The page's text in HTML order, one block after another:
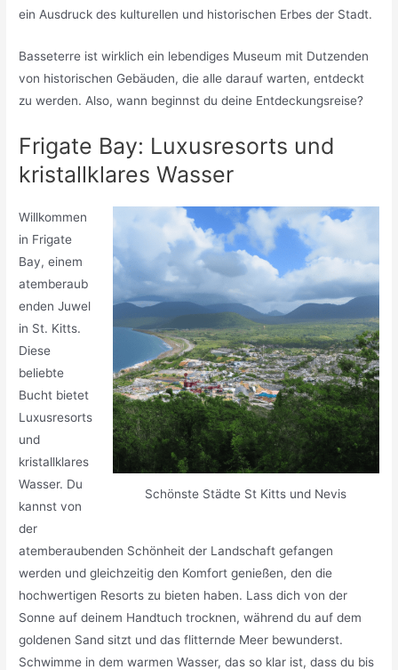
ein Ausdruck des kulturellen und historischen Erbes der Stadt.
Basseterre ist wirklich ein lebendiges Museum mit Dutzenden
von historischen Gebäuden, die alle darauf warten, entdeckt
zu werden. Also, wann beginnst du deine Entdeckungsreise?
Frigate Bay: Luxusresorts und
kristallklares Wasser
Schönste Städte St Kitts und Nevis
Willkommen
in Frigate
Bay, einem
atemberaub
enden Juwel
in St. Kitts.
Diese
beliebte
Bucht bietet
Luxusresorts
und
kristallklares
Wasser. Du
kannst von
der
atemberaubenden Schönheit der Landschaft gefangen
werden und gleichzeitig den Komfort genießen, den die
hochwertigen Resorts zu bieten haben. Lass dich von der
Sonne auf deinem Handtuch trocknen, während du auf dem
goldenen Sand sitzt und das flitternde Meer bewunderst.
Schwimme in dem warmen Wasser, das so klar ist, dass du bis